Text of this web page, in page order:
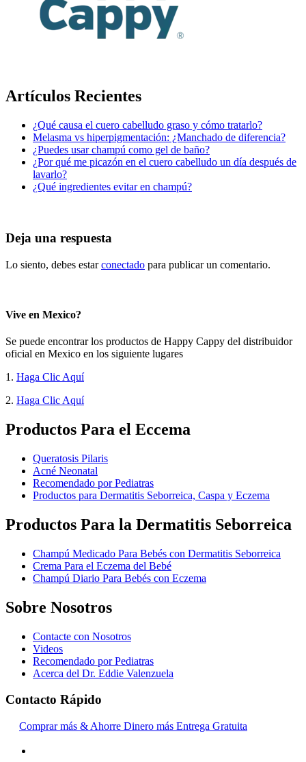
Artículos Recientes
¿Qué causa el cuero cabelludo graso y cómo tratarlo?
Melasma vs hiperpigmentación: ¿Manchado de diferencia?
¿Puedes usar champú como gel de baño?
¿Por qué me picazón en el cuero cabelludo un día después de
lavarlo?
¿Qué ingredientes evitar en champú?
Deja una respuesta
Lo siento, debes estarconectado para publicar un comentario.
Vive en Mexico?
Se puede encontrar los productos de Happy Cappy del distribuidor
oficial en Mexico en los siguiente lugares
1. Haga Clic Aquí
2. Haga Clic Aquí
Productos Para el Eccema
Queratosis Pilaris
Acné Neonatal
Recomendado por Pediatras
Productos para Dermatitis Seborreica, Caspa y Eczema
Productos Para la Dermatitis Seborreica
Champú Medicado Para Bebés con Dermatitis Seborreica
Crema Para el Eczema del Bebé
Champú Diario Para Bebés con Eczema
Sobre Nosotros
Contacte con Nosotros
Videos
Recomendado por Pediatras
Acerca del Dr. Eddie Valenzuela
Contacto Rápido
Comprar más & Ahorre Dinero más Entrega Gratuita